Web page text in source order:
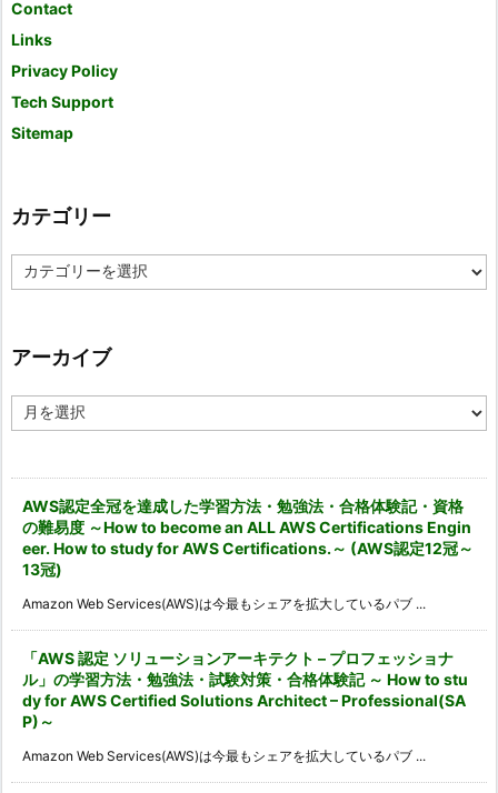
Contact
Links
Privacy Policy
Tech Support
Sitemap
カテゴリー
テ
ー
アーカイブ
ー
AWS認定全冠を達成した学習方法・勉強法・合格体験記・資格
の難易度 ～How to become an ALL AWS Certifications Engin
eer. How to study for AWS Certifications.～ (AWS認定12冠～
13冠)
Amazon Web Services(AWS)は今最もシェアを拡大しているパブ ...
「AWS 認定 ソリューションアーキテクト – プロフェッショナ
ル」の学習方法・勉強法・試験対策・合格体験記 ～ How to stu
dy for AWS Certified Solutions Architect – Professional(SA
P)～
Amazon Web Services(AWS)は今最もシェアを拡大しているパブ ...